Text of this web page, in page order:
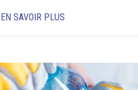
EN SAVOIR PLUS